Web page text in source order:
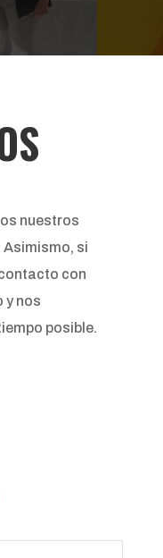
nuestros
si
con
y nos
posible.